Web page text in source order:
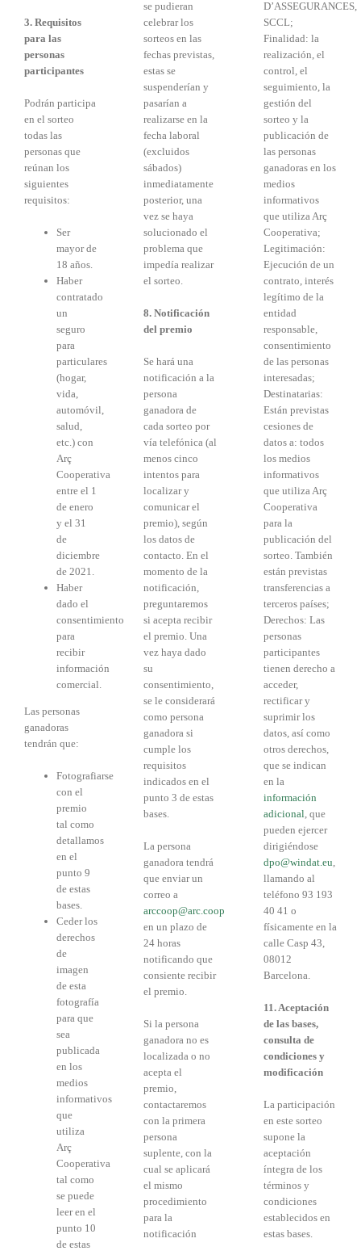
3. Requisitos
para las
personas
participantes
Podrán participa
en el sorteo
todas las
personas que
reúnan los
siguientes
requisitos:
Ser
mayor de
18 años.
Haber
contratado
un
seguro
para
particulares
(hogar,
vida,
automóvil,
salud,
etc.) con
Arç
Cooperativa
entre el 1
de enero
y el 31
de
diciembre
de 2021.
Haber
dado el
consentimiento
para
recibir
información
comercial.
Las personas
ganadoras
tendrán que:
Fotografiarse
con el
premio
tal como
detallamos
en el
punto 9
de estas
bases.
Ceder los
derechos
de
imagen
de esta
fotografía
para que
sea
publicada
en los
medios
informativos
que
utiliza
Arç
Cooperativa
tal como
se puede
leer en el
punto 10
de estas
se pudieran
celebrar los
sorteos en las
fechas previstas,
estas se
suspenderían y
pasarían a
realizarse en la
fecha laboral
(excluidos
sábados)
inmediatamente
posterior, una
vez se haya
solucionado el
problema que
impedía realizar
el sorteo.
8.Notificación
del premio
Se hará una
notificación a la
persona
ganadora de
cada sorteo por
vía telefónica (al
menos cinco
intentos para
localizar y
comunicar el
premio), según
los datos de
contacto. En el
momento de la
notificación,
preguntaremos
si acepta recibir
el premio. Una
vez haya dado
su
consentimiento,
se le considerará
como persona
ganadora si
cumple los
requisitos
indicados en el
punto 3 de estas
bases.
La persona
ganadora tendrá
que enviar un
correo a
arccoop@arc.coop
en un plazo de
24 horas
notificando que
consiente recibir
el premio.
Si la persona
ganadora no es
localizada o no
acepta el
premio,
contactaremos
con la primera
persona
suplente, con la
cual se aplicará
el mismo
procedimiento
para la
notificación
D’ASSEGURANCES,
SCCL;
Finalidad: la
realización, el
control, el
seguimiento, la
gestión del
sorteo y la
publicación de
las personas
ganadoras en los
medios
informativos
que utiliza Arç
Cooperativa;
Legitimación:
Ejecución de un
contrato, interés
legítimo de la
entidad
responsable,
consentimiento
de las personas
interesadas;
Destinatarias:
Están previstas
cesiones de
datos a: todos
los medios
informativos
que utiliza Arç
Cooperativa
para la
publicación del
sorteo. También
están previstas
transferencias a
terceros países;
Derechos: Las
personas
participantes
tienen derecho a
acceder,
rectificar y
suprimir los
datos, así como
otros derechos,
que se indican
en la
información
adicional , que
pueden ejercer
dirigiéndose
dpo@windat.eu
llamando al
teléfono 93 193
40 41 o
físicamente en la
calle Casp 43,
08012
Barcelona.
11. Aceptación
de las bases,
consulta de
condiciones y
modificación
La participación
en este sorteo
supone la
aceptación
íntegra de los
términos y
condiciones
establecidos en
estas bases.